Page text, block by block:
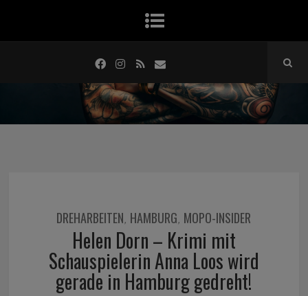
DREHARBEITEN, HAMBURG, MOPO-INSIDER
Helen Dorn – Krimi mit
Schauspielerin Anna Loos wird
gerade in Hamburg gedreht!